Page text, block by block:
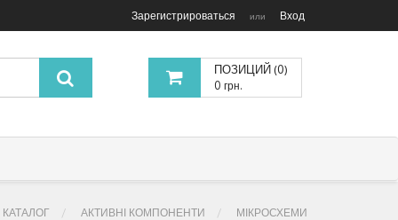
Зарегистрироваться или Вход
ПОЗИЦИЙ (0)
0 грн.
КАТАЛОГ АКТИВНІ КОМПОНЕНТИ МІКРОСХЕМИ